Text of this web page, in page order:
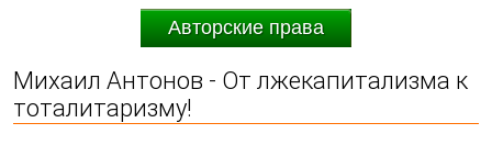
Авторские права
Михаил Антонов - От лжекапитализма к
тоталитаризму!